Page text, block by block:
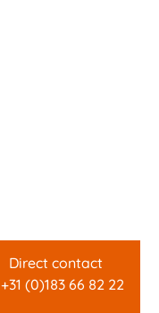
Direct contact
+31 (0)183 66 82 22